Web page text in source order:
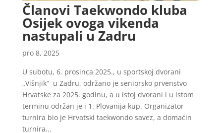
Članovi Taekwondo kluba
Osijek ovoga vikenda
nastupali u Zadru
pro 8, 2025
U subotu, 6. prosinca 2025., u sportskoj dvorani
„Višnjik“ u Zadru, održano je seniorsko prvenstvo
Hrvatske za 2025. godinu, a u istoj dvorani i u istom
terminu održan je i 1. Plovanija kup. Organizator
turnira bio je Hrvatski taekwondo savez, a domaćin
turnira...